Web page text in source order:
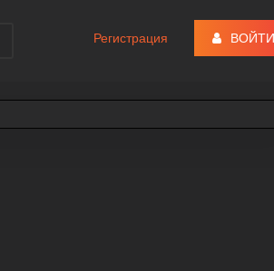
Регистрация ВОЙТИ